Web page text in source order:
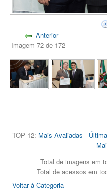
Anterior
Imagem 72 de 172
TOP 12: Mais Avaliadas -
Total de imagens em
Total de acessos em
Voltar à Categoria